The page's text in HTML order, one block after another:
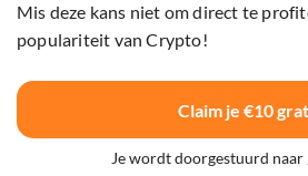
Mis deze kans niet om direct te
populariteit van Crypto!
Claim je €10
Je wordt doorgestuurd naar